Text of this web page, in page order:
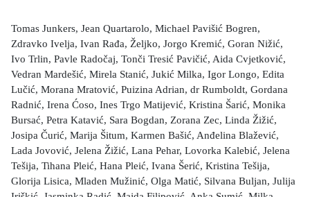
Tomas Junkers, Jean Quartarolo, Michael Pavišić Bogren,
Zdravko Ivelja, Ivan Rađa, Željko, Jorgo Kremić, Goran Nižić,
Ivo Trlin, Pavle Radočaj, Tonči Tresić Pavičić, Aida Cvjetković,
Vedran Mardešić, Mirela Stanić, Jukić Milka, Igor Longo, Edita
Lučić, Morana Mratović, Puizina Adrian, dr Rumboldt, Gordana
Radnić, Irena Ćoso, Ines Trgo Matijević, Kristina Šarić, Monika
Bursać, Petra Katavić, Sara Bogdan, Zorana Zec, Linda Žižić,
Josipa Čurić, Marija Šitum, Karmen Bašić, Anđelina Blažević,
Lada Jovović, Jelena Žižić, Lana Pehar, Lovorka Kalebić, Jelena
Tešija, Tihana Pleić, Hana Pleić, Ivana Šerić, Kristina Tešija,
Glorija Lisica, Mladen Mužinić, Olga Matić, Silvana Buljan, Julija